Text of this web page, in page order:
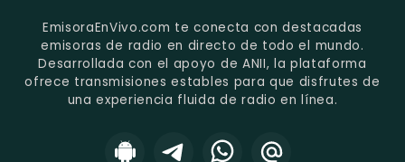
EmisoraEnVivo.com te conecta con destacadas
emisoras de radio en directo de todo el mundo.
Desarrollada con el apoyo de ANII, la plataforma
ofrece transmisiones estables para que disfrutes de
una experiencia fluida de radio en línea.